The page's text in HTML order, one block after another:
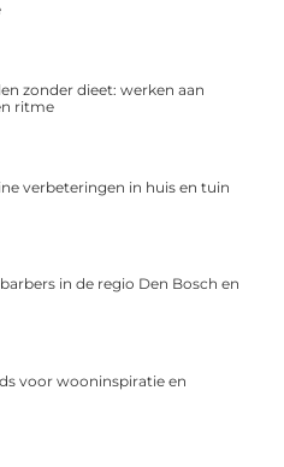
zonder dieet: werken aan
ritme
verbeteringen in huis en tuin
in de regio Den Bosch en
voor wooninspiratie en